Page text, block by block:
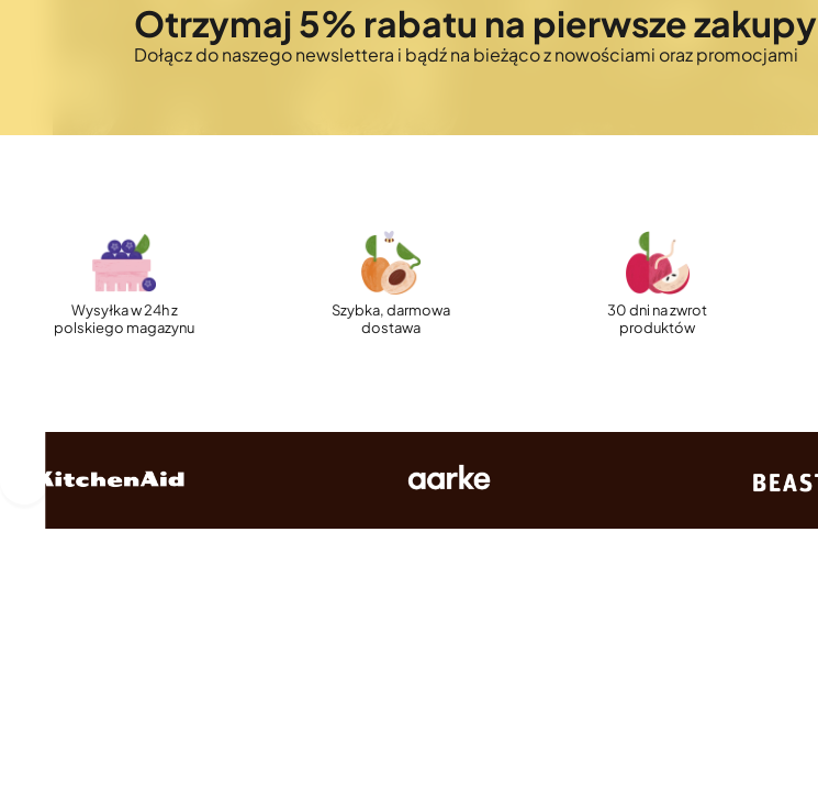
Otrzymaj 5% rabatu na pierwsze zakupy
Dołącz do naszego newslettera i bądź na bieżąco z nowościami oraz promocjami
Wysyłka w 24h z
polskiego magazynu
Szybka, darmowa
dostawa
30 dni na zwrot
produktów